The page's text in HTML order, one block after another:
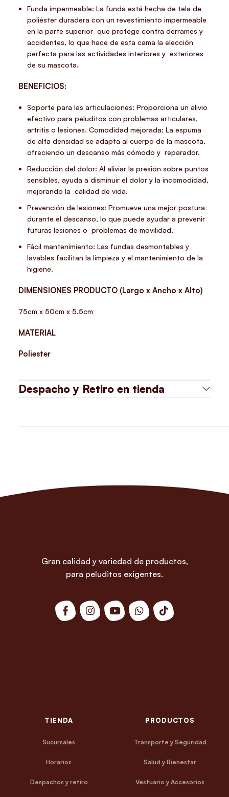
Funda impermeable: La funda está hecha de tela de
poliéster duradera con un revestimiento impermeable
en la parte superior que protege contra derrames y
accidentes, lo que hace de esta cama la elección
perfecta para las actividades interiores y exteriores
de su mascota.
BENEFICIOS:
Soporte para las articulaciones: Proporciona un alivio
efectivo para peluditos con problemas articulares,
artritis o lesiones. Comodidad mejorada: La espuma
de alta densidad se adapta al cuerpo de la mascota,
ofreciendo un descanso más cómodo y reparador.
Reducción del dolor: Al aliviar la presión sobre puntos
sensibles, ayuda a disminuir el dolor y la incomodidad,
mejorando la calidad de vida.
Prevención de lesiones: Promueve una mejor postura
durante el descanso, lo que puede ayudar a prevenir
futuras lesiones o problemas de movilidad.
Fácil mantenimiento: Las fundas desmontables y
lavables facilitan la limpieza y el mantenimiento de la
higiene.
DIMENSIONES PRODUCTO (Largo x Ancho x Alto)
75cm x 50cm x 5.5cm
MATERIAL
Poliester
Despacho y Retiro en tienda
Gran calidad y variedad de productos,
para peluditos exigentes.
TIENDA
Sucursales
Horarios
Despachos y retiro
PRODUCTOS
Transporte y Seguridad
Salud y Bienestar
Vestuario y Accesorios